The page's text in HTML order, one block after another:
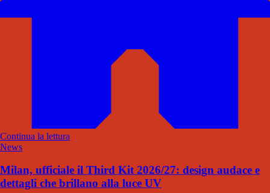
Continua la lettura
News
Milan, ufficiale il Third Kit 2026/27: design audace e
dettagli che brillano alla luce UV